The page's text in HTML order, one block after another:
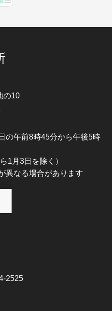
の10
の午前8時45分から午後5時
1月3日を除く）
異なる場合があります
2525